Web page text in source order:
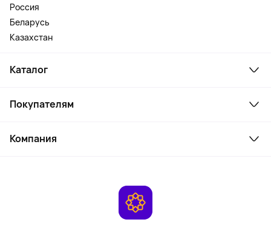
Россия
Беларусь
Казахстан
Каталог
Ноутбуки, мониторы, VR
Косметика и уход
Покупателям
Как заказать
Компания